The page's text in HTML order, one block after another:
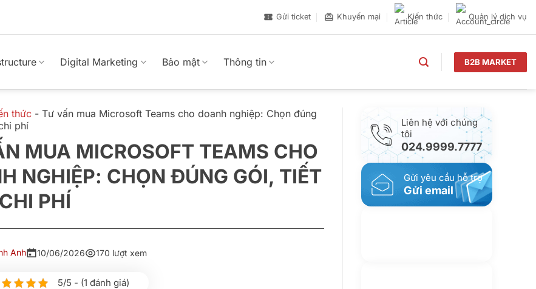
Gửi ticket Khuyến mại Kiến thức Quản lý dịch vụ
Digital Marketing Bảo mật Thông tin B2B MARKET
thức -Tư vấn mua Microsoft Teams cho doanh nghiệp: Chọn đúng
phí
MUA MICROSOFT TEAMS CHO
NGHIỆP: CHỌN ĐÚNG GÓI, TIẾT
PHÍ
Anh 10/06/2026 170 lượt xem
5/5 - (1 đánh giá)
Liên hệ với chúng
tôi
024.9999.7777
Gửi yêu cầu hỗ trợ
Gửi email